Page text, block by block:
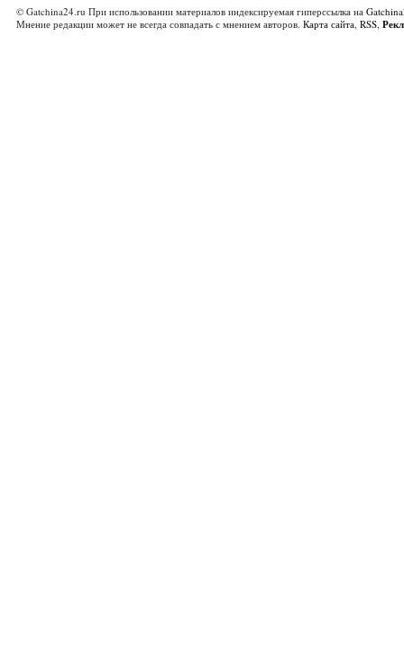
© Gatchina24.ru При использовании материалов индексируемая гиперссылка на
Мнение редакции может не всегда совпадать с мнением авторов. Карта сайта, RSS,